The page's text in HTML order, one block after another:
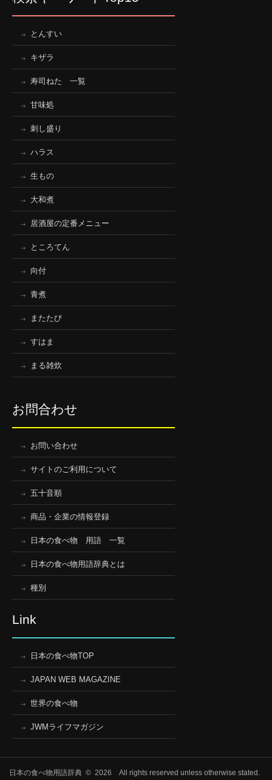
とんすい
キザラ
寿司ねた 一覧
甘味処
刺し盛り
ハラス
生もの
大和煮
居酒屋の定番メニュー
ところてん
向付
青煮
またたび
すはま
まる雑炊
お問合わせ
お問い合わせ
サイトのご利用について
五十音順
商品・企業の情報登録
日本の食べ物 用語 一覧
日本の食べ物用語辞典とは
種別
Link
日本の食べ物TOP
JAPAN WEB MAGAZINE
世界の食べ物
JWMライフマガジン
日本の食べ物用語辞典 © 2026 All rights reserved unless otherwise stated.